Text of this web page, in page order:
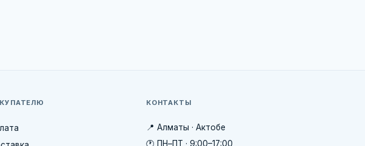
КОНТАКТЫ
📍 Алматы · Актобе
🕐 ПН–ПТ · 9:00–17:00